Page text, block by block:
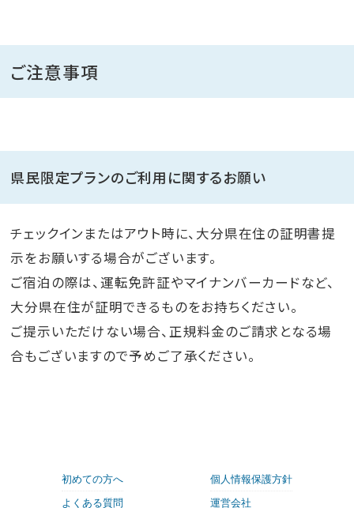
ご注意事項
県民限定プランのご利用に関するお願い
チェックインまたはアウト時に、大分県在住の証明書提
示をお願いする場合がございます。
ご宿泊の際は、運転免許証やマイナンバーカードなど、
大分県在住が証明できるものをお持ちください。
ご提示いただけない場合、正規料金のご請求となる場
合もございますので予めご了承ください。
初めての方へ
よくある質問
個人情報保護方針
運営会社